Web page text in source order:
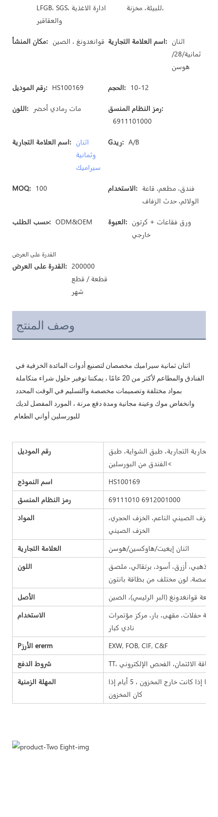
LFGB، SGS، ادارة الاغذية
والعقاقير
للبيئة، مخزنة،
مكان المنشأ: قوانغدونغ ، الصين اسم العلامة التجارية: اثنان
ثمانية/28/
هوسن
رقم الموديل: HS100169 الحجم: 10-12
اللون: مات رمادي أخضر
رمز النظام المنسق:
6911101000
اسم العلامة التجارية: اثنان
وثمانية
سيراميك
Gريد: A/B
MOQ: 100 الاستخدام: فندق، مطعم، قاعة
الولائم، حدث الزفاف
حسب الطلب: ODM&OEM العبوة: ورق فقاعات + كرتون
خارجي
القدرة على العرض
القدرة على العرض: 200000
قطعة / قطع
شهر
وصف المنتج
رقم الموديل
التجارية، طبق الشواية، طبق
الفندق من البورسلين<
اسم النموذج
HS100169
رمز النظام المنسق
69111010 6912001000
المواد
الخزف الصيني الناعم، الخزف الحجري،
الخزف الصيني
العلامة التجارية
اثنان إيغيت/هاوكسين/هوسن
اللون
ذهبي، أزرق، أسود، برتقالي، ملصق
الأصل
الاستخدام
حفلات، مقهى، بار، مركز مؤتمرات
نادي كبار
Pالأرز ererm
EXW, FOB, CIF, C&F
شروط الدفع
المهلة الزمنية
مهلة العينة 7-15 يومًا ، مهلة البضائع السائبة 25-35 يومًا إذا كانت خارج المخزون ، 5 أيام إذا
كان المخزون